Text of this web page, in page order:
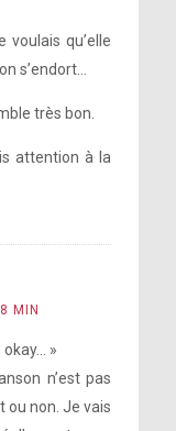
voulais qu’elle
s’endort…
très bon.
attention à la
MIN
okay… »
n’est pas
ou non. Je vais